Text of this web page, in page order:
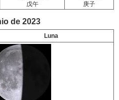
戊午 庚子
de 2023
Luna